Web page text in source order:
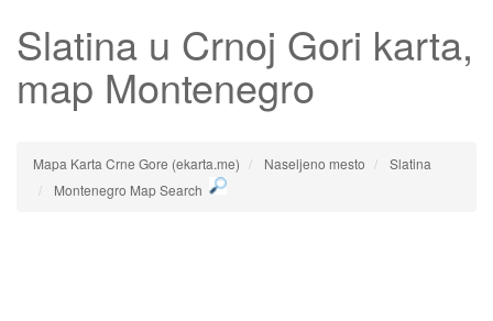
Slatina u Crnoj Gori karta,
map Montenegro
Mapa Karta Crne Gore (ekarta.me) Naseljeno mesto
Slatina
Montenegro Map Search